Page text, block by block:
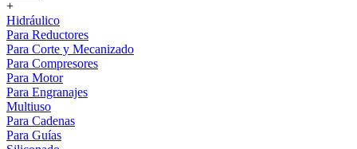
+
Hidráulico
Para Reductores
Para Corte y Mecanizado
Para Compresores
Para Motor
Para Engranajes
Multiuso
Para Cadenas
Para Guías